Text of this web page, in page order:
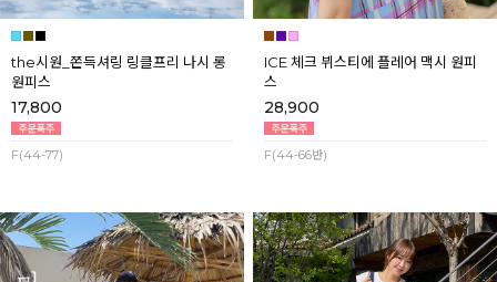
the시원_쫀득셔링 링클프리 나시 롱
원피스
17,800
F(44-77)
ICE 체크 뷔스티에 플레어 맥시 원피
스
28,900
F(44-66반)